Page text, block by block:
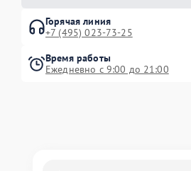
Горячая линия
+7 (495) 023-73-25
Время работы
Ежедневно с 9:00 до 21:00